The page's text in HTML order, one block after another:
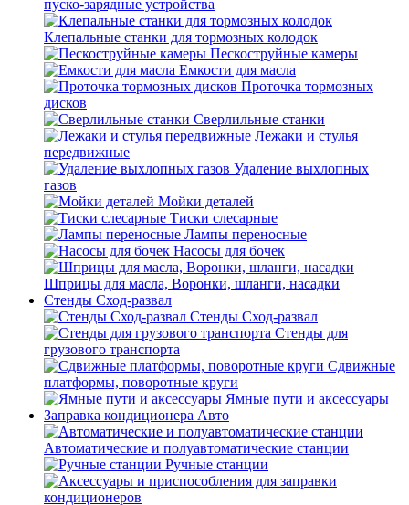
пуско-зарядные устройства
Клепальные станки для тормозных колодок
Пескоструйные камеры
Емкости для масла
Проточка тормозных
дисков
Сверлильные станки
Лежаки и стулья
передвижные
Удаление выхлопных
газов
Мойки деталей
Тиски слесарные
Лампы переносные
Насосы для бочек
Шприцы для масла, Воронки, шланги, насадки
Стенды Сход-развал
Стенды Сход-развал
Стенды для
грузового транспорта
Сдвижные
платформы, поворотные круги
Ямные пути и аксессуары
Заправка кондиционера Авто
Автоматические и полуавтоматические станции
Ручные станции